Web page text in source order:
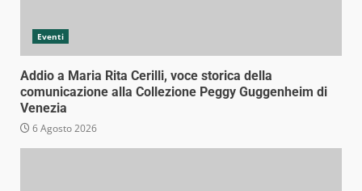
Eventi
Addio a Maria Rita Cerilli, voce storica della
comunicazione alla Collezione Peggy Guggenheim di
Venezia
6 Agosto 2026